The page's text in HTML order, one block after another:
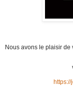
Nous avons le plaisir